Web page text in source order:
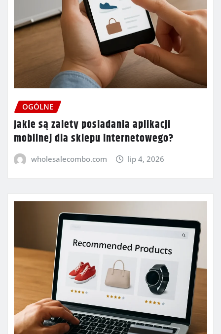
OGÓLNE
Jakie są zalety posiadania aplikacji
mobilnej dla sklepu internetowego?
wholesalecombo.com lip 4, 2026